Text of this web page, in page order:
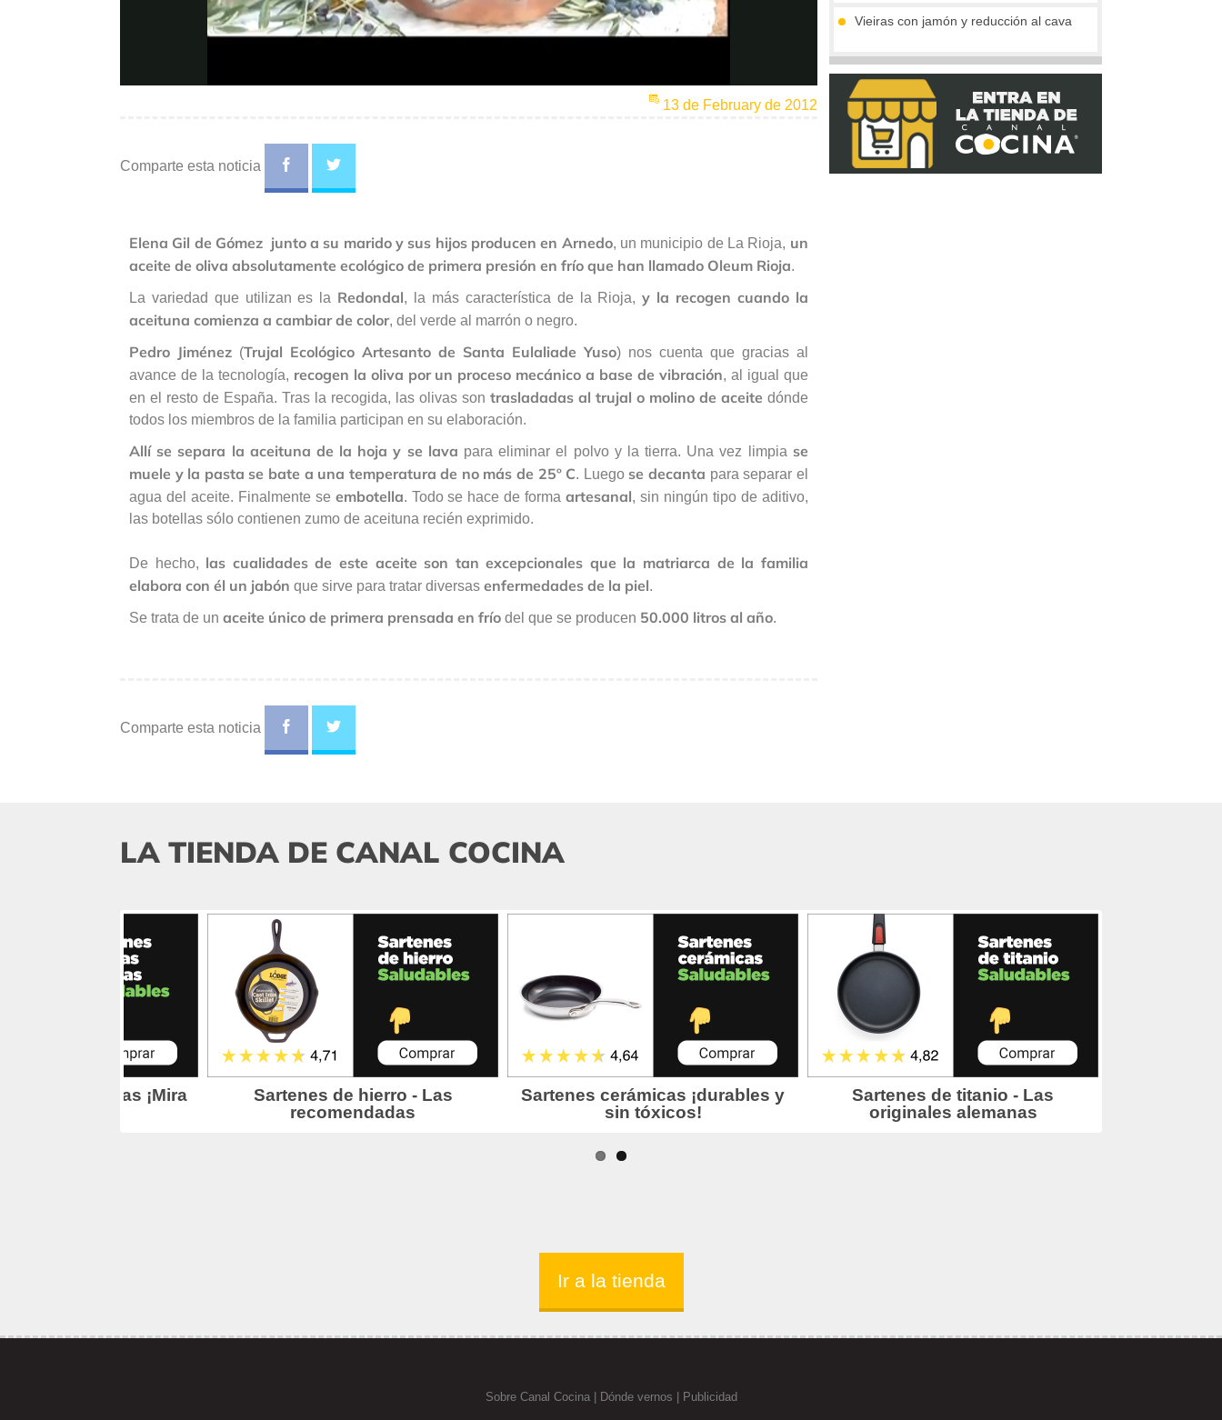
13 de February de 2012
Comparte esta noticia
Elena Gil de Gómez junto a su marido y sus hijos producen en Arnedo, un municipio de La Rioja, un
aceite de oliva absolutamente ecológico de primera presión en frío que han llamado Oleum Rioja.
La variedad que utilizan es la Redondal, la más característica de la Rioja,y la recogen cuando la
aceituna comienza a cambiar de color, del verde al marrón o negro.
Pedro Jiménez (Trujal Ecológico Artesanto de Santa Eulaliade Yuso) nos cuenta que gracias al
avance de la tecnología, recogen la oliva por un proceso mecánico a base de vibración, al igual que
en el resto de España. Tras la recogida, las olivas son trasladadas al trujal o molino de aceite dónde
todos los miembros de la familia participan en su elaboración.
Allí se separa la aceituna de la hoja y se lava para eliminar el polvo y la tierra. Una vez limpia se
muele y la pasta se bate a una temperatura de no más de 25º C. Luego se decanta para separar el
agua del aceite. Finalmente se embotella. Todo se hace de formaartesanal, sin ningún tipo de aditivo,
las botellas sólo contienen zumo de aceituna recién exprimido.
De hecho, las cualidades de este aceite son tan excepcionales que la matriarca de la familia
elabora con él un jabón que sirve para tratar diversas enfermedades de la piel.
Se trata de un aceite único de primera prensada en frío del que se producen 50.000 litros al año.
Comparte esta noticia
Vieiras con jamón y reducción al cava
Tronco de chocolate y turrón (sin gluten)
LA TIENDA DE CANAL COCINA
Ir a la tienda
Sobre Canal Cocina| Dónde vernos | Publicidad